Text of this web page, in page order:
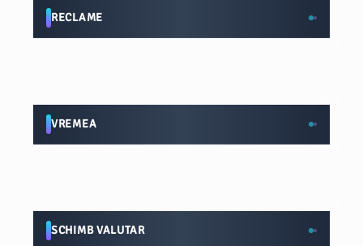
RECLAME
VREMEA
SCHIMB VALUTAR